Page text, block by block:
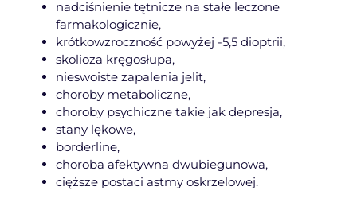
nadciśnienie tętnicze na stałe leczone
farmakologicznie,
krótkowzroczność powyżej -5,5 dioptrii,
skolioza kręgosłupa,
nieswoiste zapalenia jelit,
choroby metaboliczne,
choroby psychiczne takie jak depresja,
stany lękowe,
borderline,
choroba afektywna dwubiegunowa,
cięższe postaci astmy oskrzelowej.